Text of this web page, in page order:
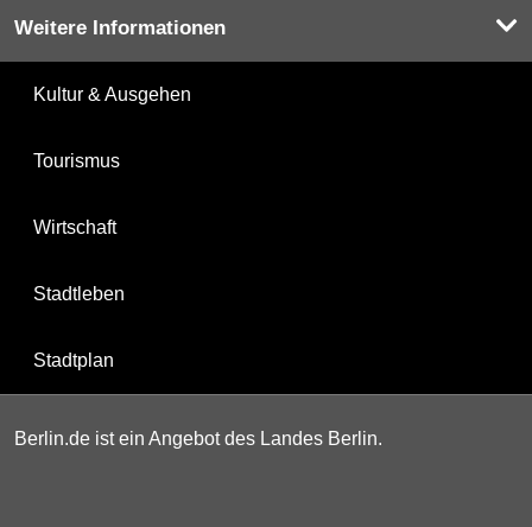
Weitere Informationen
Kultur & Ausgehen
Tourismus
Wirtschaft
Stadtleben
Stadtplan
Berlin.de ist ein Angebot des Landes Berlin.